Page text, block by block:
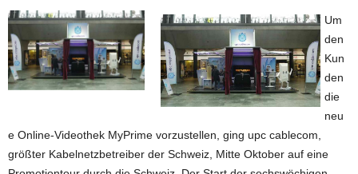
Um
den
Kun
den
die
neu
e Online-Videothek MyPrime vorzustellen, ging upc cablecom,
größter Kabelnetzbetreiber der Schweiz, Mitte Oktober auf eine